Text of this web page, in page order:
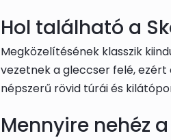
Hol található a
Megközelítésének klasszik
vezetnek a gleccser felé, ezért
népszerű rövid túrái és
Mennyire nehéz